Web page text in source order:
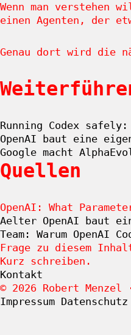
Wenn man
einen Agenten, der
Genau dort wird die
Running Codex
OpenAI baut eine
Google macht
Quellen
OpenAI: What
Aelter OpenAI baut
Team: Warum
Frage zu diesem
Kurz schreiben.
Kontakt
© 2026 Robert Menzel
Impressum Datenschutz